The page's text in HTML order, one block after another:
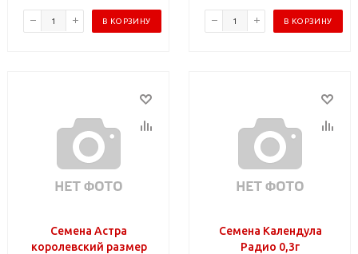
В КОРЗИНУ В КОРЗИНУ
Семена Астра
королевский размер
Семена Календула
Радио 0,3г